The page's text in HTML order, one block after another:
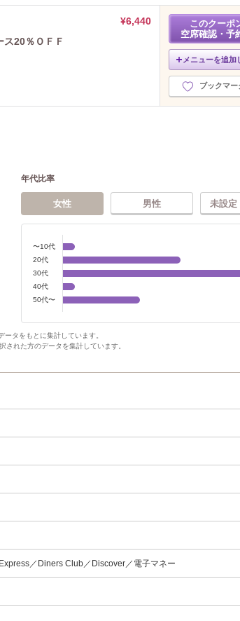
¥6,440
ス20％ＯＦＦ
このクーポ
空席確認・予
メニューを追加
ブックマー
年代比率
女性 男性 未設定
〜10代
20代
30代
40代
50代〜
タをもとに集計しています。
れた方のデータを集計しています。
／Diners Club／Discover／電子マネー